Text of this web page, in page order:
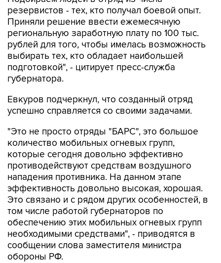
региональную заработную плату по 100 тыс.
рублей для того, чтобы имелась возможность
выбирать тех, кто обладает наибольшей
подготовкой", - цитирует пресс-служба
губернатора.
Евкуров подчеркнул, что созданный отряд
"Это не просто отряды "БАРС", это большое
которые сегодня довольно эффективно
противодействуют средствам воздушного
нападения противника. На данном этапе
эффективность довольно высокая, хорошая.
Это связано и с рядом других особенностей, в
том числе работой губернаторов по
обеспечению этих мобильных огневых групп
необходимыми средствами", - приводятся в
сообщении слова заместителя министра
обороны РФ.
Евкуров вручил губернатору почетную грамоту